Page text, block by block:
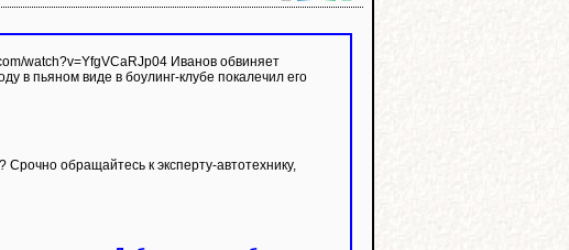
в пьяном виде в боулинг-клубе покалечил его
обращайтесь к эксперту-автотехнику,